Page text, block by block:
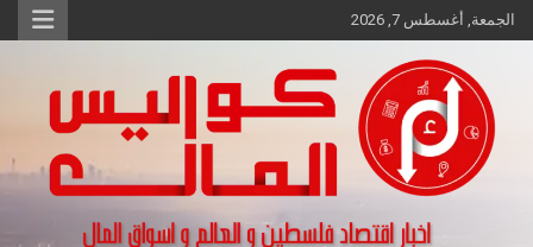
Skip
to
الجمعة, أغسطس 7, 2026